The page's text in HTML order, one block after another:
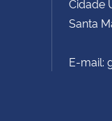
Cidade
Santa
E-mail: